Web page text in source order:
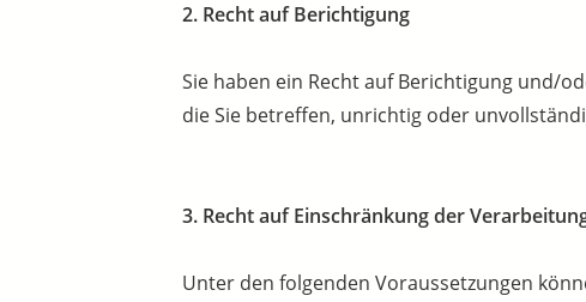
2. Recht auf Berichtigung
Sie haben ein Recht auf Berichtigung und/
die Sie betreffen, unrichtig oder
3. Recht auf Einschränkung der
Unter den folgenden Voraussetzungen